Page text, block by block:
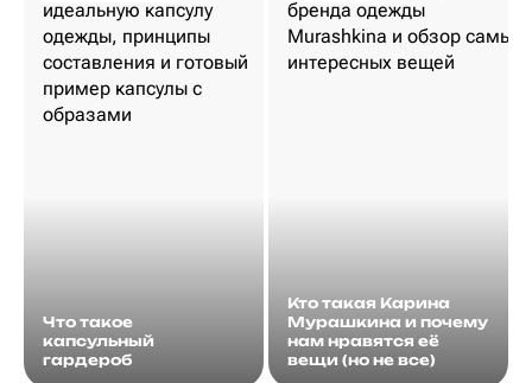
Что такое
капсульный
гардероб
Кто такая Карина
Мурашкина и почему
нам нравятся её
вещи (но не все)